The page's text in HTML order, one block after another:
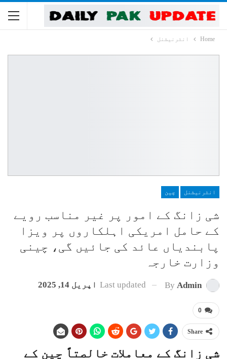
Home انٹرنیشنل
انٹرنیشنل چین
شی زانگ کے امور پر غیر مناسب رویے
کے حامل امریکی اہلکاروں پر ویزا
پابندیاں عائد کی جائیں گی، چینی
وزارت خارجہ
By Admin
Last updated اپریل 14, 2025
0
Share
شی زانگ کے معاملات خالصتاً چین کے